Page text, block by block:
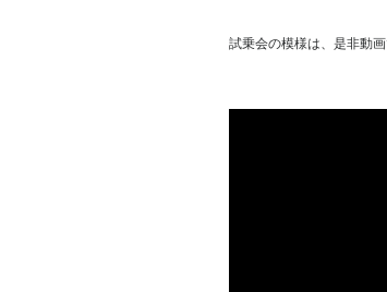
試乗会の模様は、是非動画